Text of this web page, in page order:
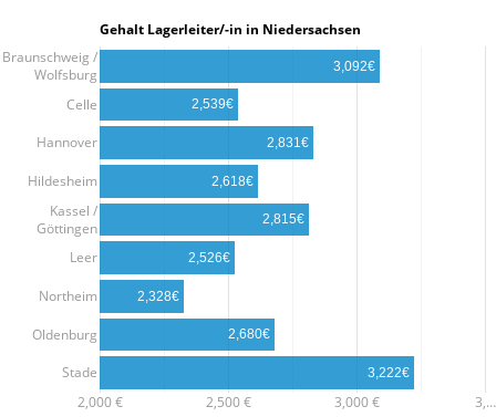
Gehalt Lagerleiter/-in in Niedersachsen
2,000 € 2,500 € 3,000 € 3,…
Braunschweig /
Wolfsburg
Celle
Hannover
Hildesheim
Kassel /
Göttingen
Leer
Northeim
Oldenburg
Stade
3,092€
2,539€
2,831€
2,618€
2,815€
2,526€
2,328€
2,680€
3,222€